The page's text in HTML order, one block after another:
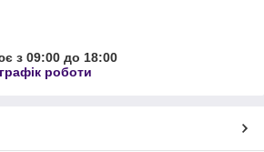
з 09:00 до 18:00
роботи